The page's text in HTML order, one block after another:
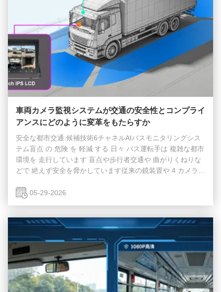
車両カメラ監視システムが交通の安全性とコンプライ
アンスにどのように変革をもたらすか
安全な都市交通:候補技術6チャネルAIバスモニタリングシス
テム盲点 の 危険 を 軽減 する 日々 バス運転手は 複雑な都市
環境を 走行しています 盲点や歩行者交通や 曲がりくねりな
どで 絶えず安全を脅かしています従来の鏡装置や 4 カメラの
交通機関を全面的に改造することで,交通機関が交通事故や交
し,規制の安全基準を満たす必要性です.技術, 私たちの10.1イ
ンチAI有線高画質ディスプレイシステム高度な検出,直感的な
制御と 公共...
05-29-2026